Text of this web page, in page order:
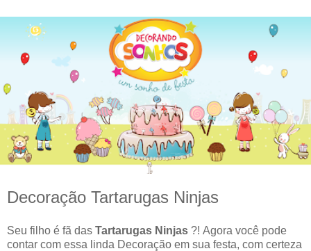
Decoração Tartarugas Ninjas
Seu filho é fã das Tartarugas Ninjas ?! Agora você pode
contar com essa linda Decoração em sua festa, com certeza